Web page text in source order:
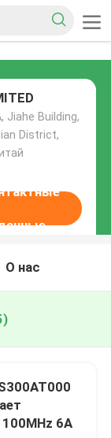
Jiahe Building,
District,
О нас
6A